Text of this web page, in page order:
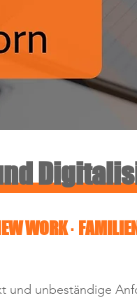
WORK ·
und unbeständige